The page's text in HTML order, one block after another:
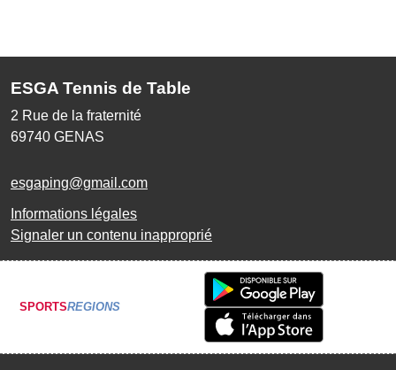
ESGA Tennis de Table
2 Rue de la fraternité
69740 GENAS
esgaping@gmail.com
Informations légales
Signaler un contenu inapproprié
SPORTSREGIONS